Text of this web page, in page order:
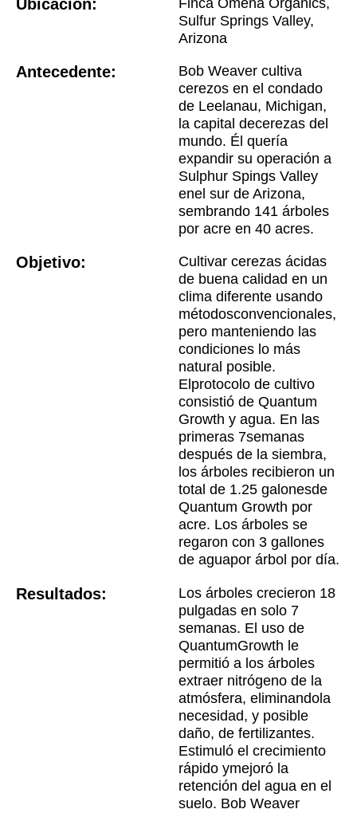
Ubicación:
Sulfur Springs Valley,
Arizona
Antecedente:
Bob Weaver cultiva
cerezos en el condado
de Leelanau, Michigan,
la capital decerezas del
mundo. Él quería
expandir su operación a
Sulphur Spings Valley
enel sur de Arizona,
sembrando 141 árboles
por acre en 40 acres.
Objetivo:
Cultivar cerezas ácidas
de buena calidad en un
clima diferente usando
métodosconvencionales,
pero manteniendo las
condiciones lo más
natural posible.
Elprotocolo de cultivo
consistió de Quantum
Growth y agua. En las
primeras 7semanas
después de la siembra,
los árboles recibieron un
total de 1.25 galonesde
Quantum Growth por
acre. Los árboles se
regaron con 3 gallones
de aguapor árbol por día.
Resultados:
Los árboles crecieron 18
pulgadas en solo 7
semanas. El uso de
QuantumGrowth le
permitió a los árboles
extraer nitrógeno de la
atmósfera, eliminandola
necesidad, y posible
daño, de fertilizantes.
Estimuló el crecimiento
rápido ymejoró la
retención del agua en el
suelo. Bob Weaver